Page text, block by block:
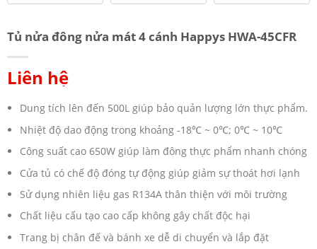
Tủ nửa đông nửa mát 4 cánh Happys HWA-45CFR
Liên hệ
Dung tích lên đến 500L giúp bảo quản lượng lớn thực phẩm.
Nhiệt độ dao động trong khoảng -18℃ ~ 0℃; 0℃ ~ 10℃
Công suất cao 650W giúp làm đông thực phẩm nhanh chóng
Cửa tủ có chế độ đóng tự động giúp giảm sự thoát hơi lạnh
Sử dụng nhiên liệu gas R134A thân thiện với môi trường
Chất liệu cấu tạo cao cấp không gây chất độc hại
Trang bị chân đế và bánh xe dễ di chuyển và lắp đặt